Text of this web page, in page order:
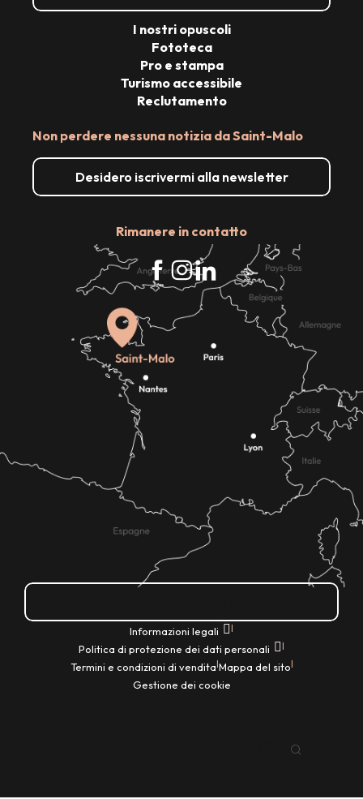
Non perdere nessuna notizia da Saint-Malo
Desidero iscrivermi alla newsletter
Rimanere in contatto
I nostri opuscoli
Fototeca
Pro e stampa
Turismo accessibile
Reclutamento
Informazioni legali |
Politica di protezione dei dati personali |
Termini e condizioni di vendita|Mappa del sito|
Gestione dei cookie